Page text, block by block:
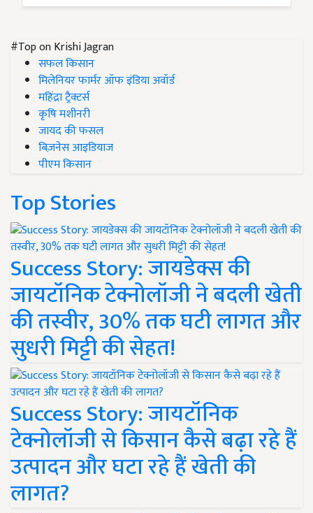
#Top on Krishi Jagran
सफल किसान
मिलेनियर फार्मर ऑफ इंडिया अवॉर्ड
महिंद्रा ट्रैक्टर्स
कृषि मशीनरी
जायद की फसल
बिज़नेस आइडियाज
पीएम किसान
Top Stories
Success Story: जायडेक्स की
जायटॉनिक टेक्नोलॉजी ने बदली खेती
की तस्वीर, 30% तक घटी लागत और
सुधरी मिट्टी की सेहत!
Success Story: जायटॉनिक
टेक्नोलॉजी से किसान कैसे बढ़ा रहे हैं
उत्पादन और घटा रहे हैं खेती की
लागत?